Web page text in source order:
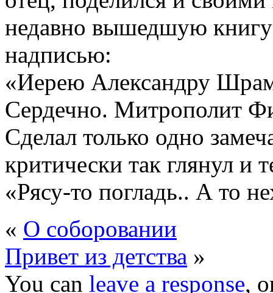
недавно вышедшую
надписью:
«Иерею Александру
Сердечно. Митрополит
Сделал только одно
критически так глянул и
«Рясу-то погладь.. А то
« О соборовании
Привет из детства »
You can leave a response,